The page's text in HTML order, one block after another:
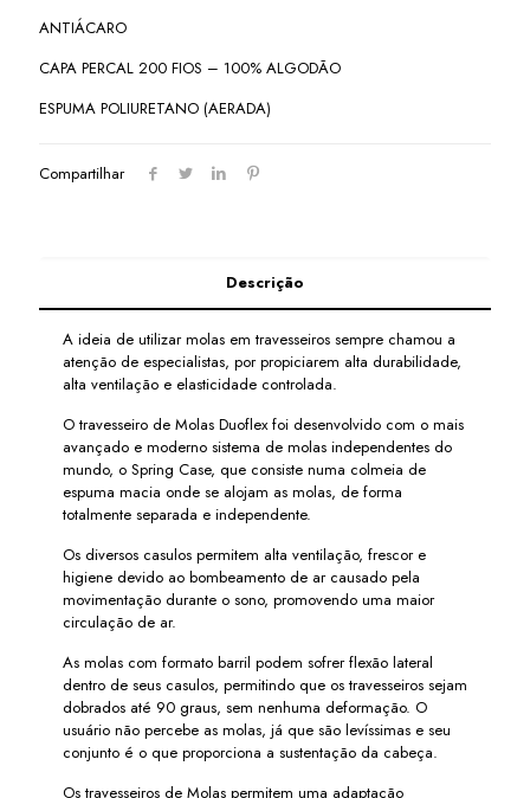
ANTIÁCARO
CAPA PERCAL 200 FIOS – 100% ALGODÃO
ESPUMA POLIURETANO (AERADA)
Compartilhar
Descrição
A ideia de utilizar molas em travesseiros sempre chamou a
atenção de especialistas, por propiciarem alta durabilidade,
alta ventilação e elasticidade controlada.
O travesseiro de Molas Duoflex foi desenvolvido com o mais
avançado e moderno sistema de molas independentes do
mundo, o Spring Case, que consiste numa colmeia de
espuma macia onde se alojam as molas, de forma
totalmente separada e independente.
Os diversos casulos permitem alta ventilação, frescor e
higiene devido ao bombeamento de ar causado pela
movimentação durante o sono, promovendo uma maior
circulação de ar.
As molas com formato barril podem sofrer flexão lateral
dentro de seus casulos, permitindo que os travesseiros sejam
dobrados até 90 graus, sem nenhuma deformação. O
usuário não percebe as molas, já que são levíssimas e seu
conjunto é o que proporciona a sustentação da cabeça.
Os travesseiros de Molas permitem uma adaptação